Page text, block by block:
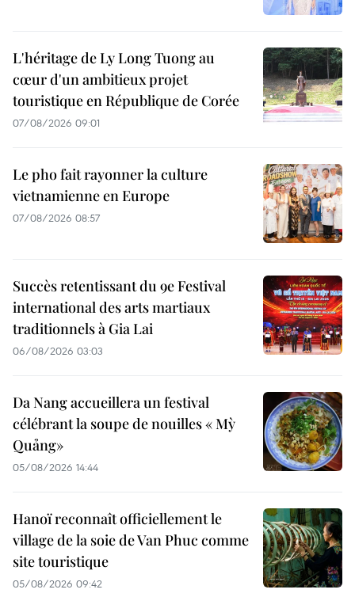
L'héritage de Ly Long Tuong au
cœur d'un ambitieux projet
touristique en République de Corée
07/08/2026 09:01
Le pho fait rayonner la culture
vietnamienne en Europe
07/08/2026 08:57
Succès retentissant du 9e Festival
international des arts martiaux
traditionnels à Gia Lai
06/08/2026 03:03
Da Nang accueillera un festival
célébrant la soupe de nouilles « Mỳ
Quảng»
05/08/2026 14:44
Hanoï reconnaît officiellement le
village de la soie de Van Phuc comme
site touristique
05/08/2026 09:42